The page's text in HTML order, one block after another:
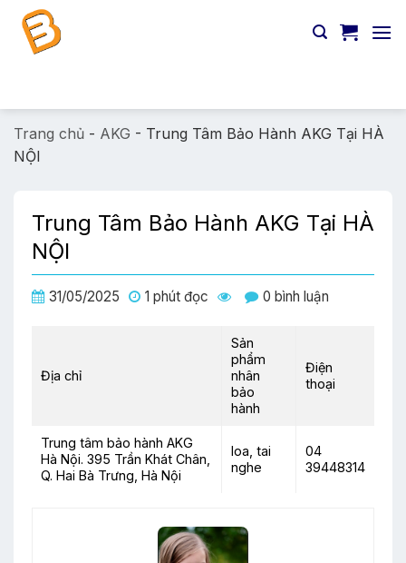
Chuyển
đến
Trang chủ - AKG - Trung Tâm Bảo Hành AKG Tại HÀ
NỘI
Trung Tâm Bảo Hành AKG Tại HÀ
NỘI
31/05/2025 1 phút đọc 0 bình luận
Địa chỉ
Sản
phẩm
nhân
bảo
hành
Điện
thoại
Trung tâm bảo hành AKG
Hà Nội. 395 Trần Khát Chân,
Q. Hai Bà Trưng, Hà Nội
loa, tai
nghe
04
39448314